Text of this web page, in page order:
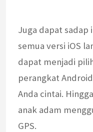
Juga dapat sadap
semua versi iOS
dapat menjadi
perangkat
Anda cintai.
anak adam
GPS.